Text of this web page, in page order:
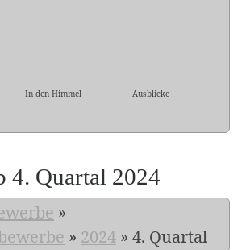
In den Himmel Ausblicke
4. Quartal 2024
»
» 2024 » 4. Quartal